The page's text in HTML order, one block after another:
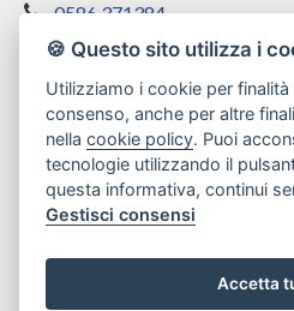
0586 371384
328 1654969
🍪 Questo sito utilizza i
Utilizziamo i cookie per
consenso, anche per altre
nellacookie policy. Puoi
tecnologie utilizzando il
questa informativa, continui
Gestisci consensi
Accetta